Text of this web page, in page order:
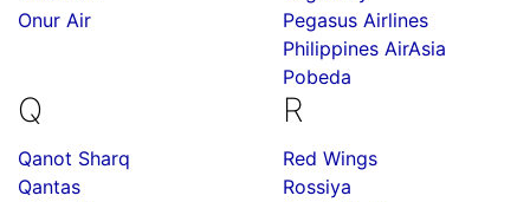
Onur Air
Pegasus Airlines
Philippines AirAsia
Pobeda
Q
Qanot Sharq
Qantas
R
Red Wings
Rossiya